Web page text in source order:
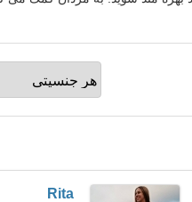
Rita